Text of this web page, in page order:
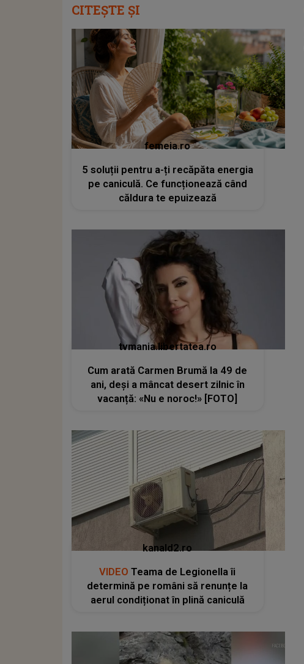
CITEȘTE ȘI
femeia.ro
5 soluții pentru a-ți recăpăta energia
pe caniculă. Ce funcționează când
căldura te epuizează
tvmania.libertatea.ro
Cum arată Carmen Brumă la 49 de
ani, deși a mâncat desert zilnic în
vacanță: «Nu e noroc!» [FOTO]
kanald2.ro
VIDEO Teama de Legionella îi
determină pe români să renunțe la
aerul condiționat în plină caniculă